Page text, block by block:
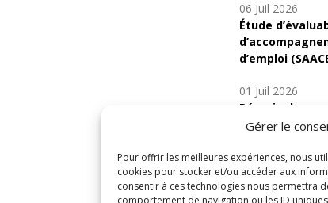
Gérer le
Pour offrir les meilleures expériences, nous
cookies pour stocker et/ou accéder aux
consentir à ces technologies nous permettra
comportement de navigation ou les ID
06 Juil 2026
Étude
d’emploi
01 Juil 2026
Pénurie du
indicateurs